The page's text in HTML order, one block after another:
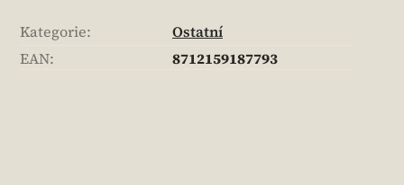
Kategorie:
Ostatní
EAN: 8712159187793